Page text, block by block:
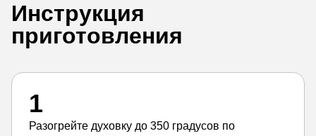
Инструкция
приготовления
1
Разогрейте духовку до 350 градусов по